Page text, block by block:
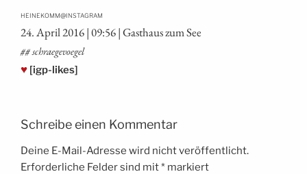
HEINEKOMM@INSTAGRAM
24. April 2016 | 09:56 | Gast­haus zum See
## schrae­ge­voe­gel
♥ [igp-likes]
Schreibe einen Kommentar
Deine E-Mail-Adresse wird nicht veröffentlicht.
Erforderliche Felder sind mit* markiert